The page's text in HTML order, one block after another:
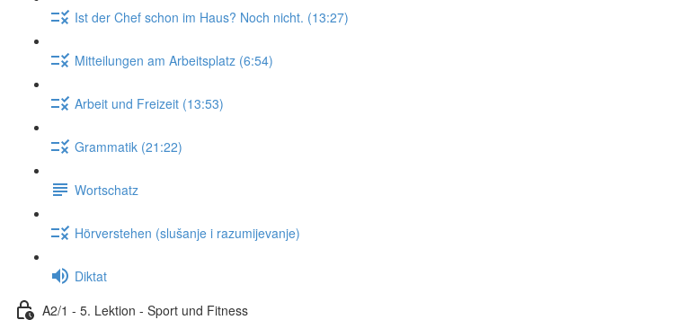
Ist der Chef schon im Haus? Noch nicht. (13:27)
Mitteilungen am Arbeitsplatz (6:54)
Arbeit und Freizeit (13:53)
Grammatik (21:22)
Wortschatz
Hörverstehen (slušanje i razumijevanje)
Diktat
A2/1 - 5. Lektion - Sport und Fitness